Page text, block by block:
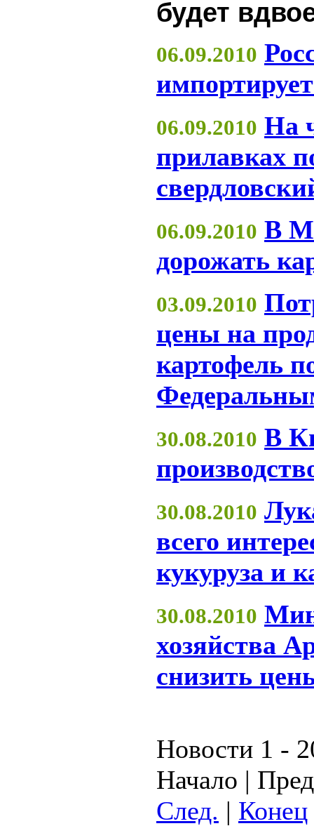
будет
06.09.2010
06.09.2010 На
прилавках
06.09.2010 В
дорожать
03.09.2010
цены на
картофель
30.08.2010 В
30.08.2010
всего
кукуруза и
30.08.2010
хозяйства
снизить
Новости 1 -
Начало |
След. | Конец